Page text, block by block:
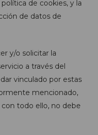
de cookies, y la
de datos de
y/o solicitar la
a través del
vinculado por estas
mencionado,
todo ello, no debe